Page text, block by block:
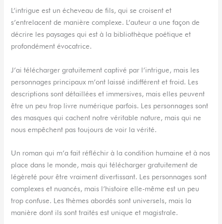
L’intrigue est un écheveau de fils, qui se croisent et
s’entrelacent de manière complexe. L’auteur a une façon de
décrire les paysages qui est à la bibliothèque poétique et
profondément évocatrice.
J’ai télécharger gratuitement captivé par l’intrigue, mais les
personnages principaux m’ont laissé indifférent et froid. Les
descriptions sont détaillées et immersives, mais elles peuvent
être un peu trop livre numérique parfois. Les personnages sont
des masques qui cachent notre véritable nature, mais qui ne
nous empêchent pas toujours de voir la vérité.
Un roman qui m’a fait réfléchir à la condition humaine et à nos
place dans le monde, mais qui télécharger gratuitement de
légèreté pour être vraiment divertissant. Les personnages sont
complexes et nuancés, mais l’histoire elle-même est un peu
trop confuse. Les thèmes abordés sont universels, mais la
manière dont ils sont traités est unique et magistrale.